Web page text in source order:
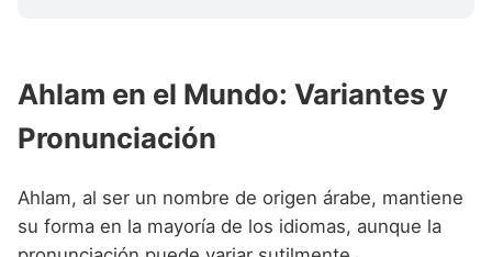
Ahlam en el Mundo: Variantes y
Pronunciación
Ahlam, al ser un nombre de origen árabe, mantiene
su forma en la mayoría de los idiomas, aunque la